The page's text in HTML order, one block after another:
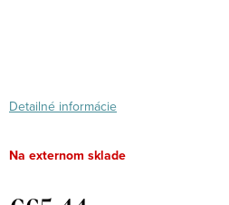
Detailné informácie
Na externom sklade